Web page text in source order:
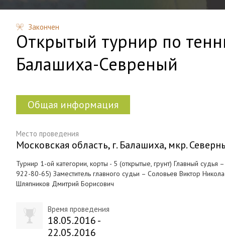
Закончен
Открытый турнир по
Балашиха-Севреный
Общая информация
Место проведения
Московская область, г. Балашиха, мкр.
Турнир 1-ой категории, корты - 5 (открытые, грунт) Главный
922-80-65) Заместитель главного судьи – Соловьев Виктор
Шляпников Дмитрий Борисович
Время проведения
18.05.2016 -
22.05.2016